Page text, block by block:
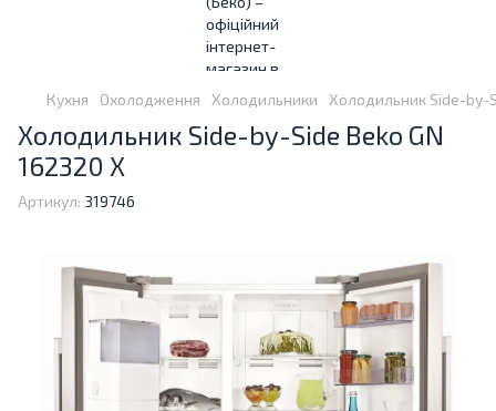
Кухня Охолодження Холодильники Холодильник Side-by-
Холодильник Side-by-Side Beko GN
162320 X
Артикул: 319746